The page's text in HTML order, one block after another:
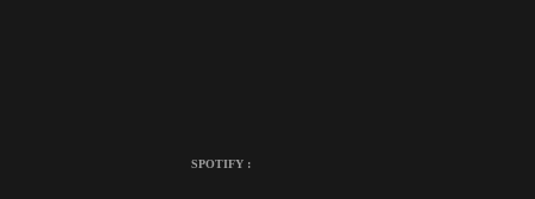
SPOTIFY :